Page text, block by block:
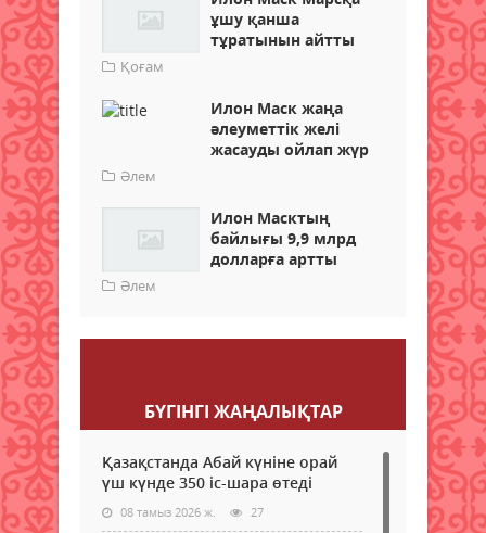
ұшу қанша
тұратынын айтты
Қоғам
Илон Маск жаңа
әлеуметтік желі
жасауды ойлап жүр
Әлем
Илон Масктың
байлығы 9,9 млрд
долларға артты
Әлем
БҮГІНГI ЖАҢАЛЫҚТАР
Қазақстанда Абай күніне орай
үш күнде 350 іс-шара өтеді
08 тамыз 2026 ж. 27